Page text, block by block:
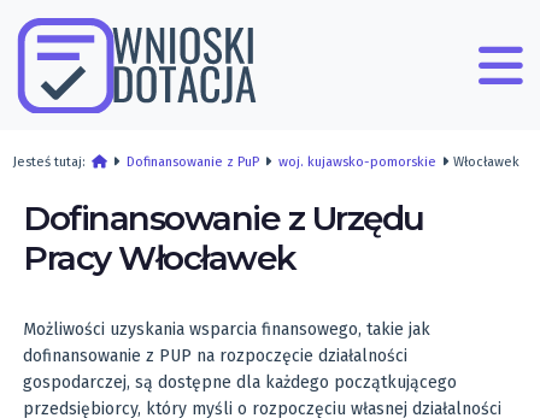
Jesteś tutaj: Dofinansowanie z PuP woj. kujawsko-pomorskie Włocławek
Dofinansowanie z Urzędu
Pracy Włocławek
Możliwości uzyskania wsparcia finansowego, takie jak
dofinansowanie z PUP na rozpoczęcie działalności
gospodarczej, są dostępne dla każdego początkującego
przedsiębiorcy, który myśli o rozpoczęciu własnej działalności